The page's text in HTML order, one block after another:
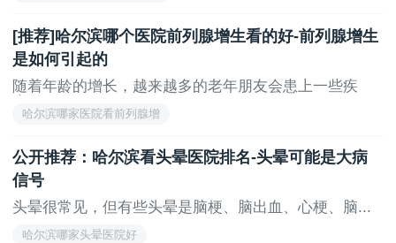
5.保持适当的体重，控制好饮食，避免肥胖，减轻
下肢负担。
相应的治疗措施。
综上所述，小腿静脉曲张的成因是多方面的，包括
遗传因素、长时间久坐或长时间站立不动、以及年龄因
素等。我们可以通过保持适度运动、穿戴合适的鞋子、
合理安排工作和休息时间、穿着合适的袜子、保持适当
[推荐]哈尔滨哪个医院前列腺增生看的好-前列腺增生
是如何引起的
随着年龄的增长，越来越多的老年朋友会患上一些疾
哈尔滨哪家医院看前列腺增
公开推荐：哈尔滨看头晕医院排名-头晕可能是大病
信号
头晕很常见，但有些头晕是脑梗、脑出血、心梗、脑...
哈尔滨哪家头晕医院好